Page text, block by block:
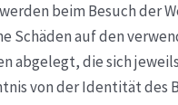
beim Besuch der
Schäden auf den
abgelegt, die sich
von der Identität des